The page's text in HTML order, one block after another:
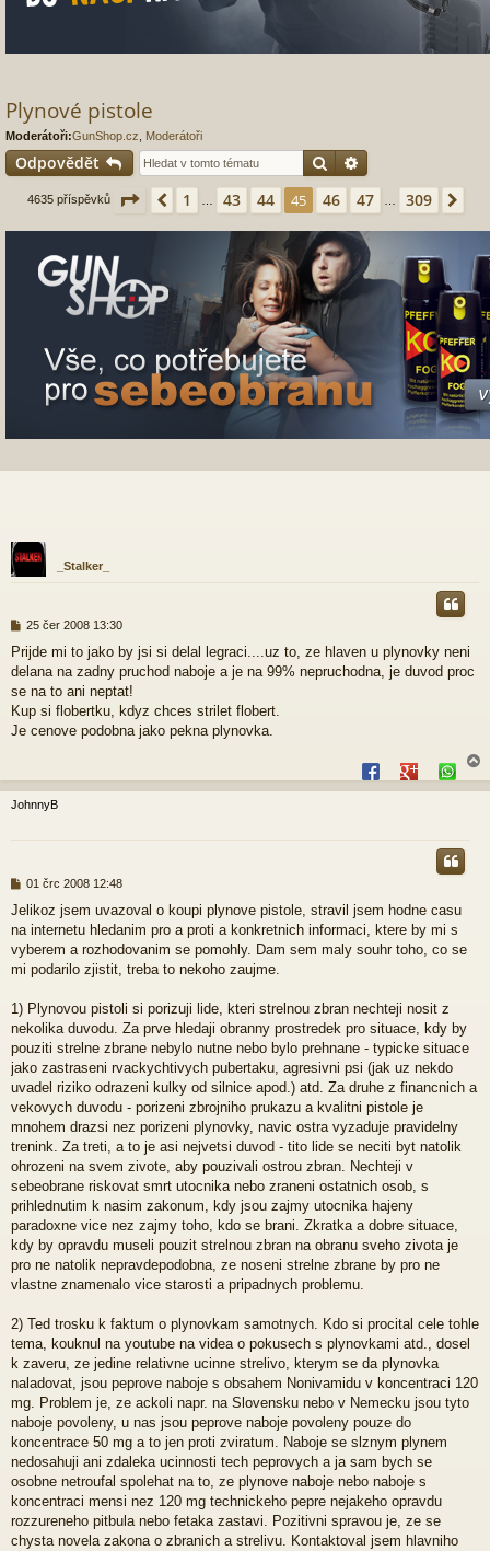
Plynové pistole
Moderátoři:GunShop.cz Moderátoři
Odpovědět Hledat
4635 příspěvků Stránka z309
Předchozí
1 43 44 45 46 47 309
_Stalker_
P
í
s
p
ě
e
25 čer 2008 13:30
Prijde mi to jako by jsi si delal legraci....uz to, ze hlaven u plynovky neni
delana na zadny pruchod naboje a je na 99% nepruchodna, je duvod proc
se na to ani neptat!
Kup si flobertku, kdyz chces strilet flobert.
Je cenove podobna jako pekna plynovka.
a
h
JohnnyB
P
í
s
p
ě
k
01 črc 2008 12:48
Jelikoz jsem uvazoval o koupi plynove pistole, stravil jsem hodne casu
na internetu hledanim pro a proti a konkretnich informaci, ktere by mi s
vyberem a rozhodovanim se pomohly. Dam sem maly souhr toho, co se
mi podarilo zjistit, treba to nekoho zaujme.
1) Plynovou pistoli si porizuji lide, kteri strelnou zbran nechteji nosit z
nekolika duvodu. Za prve hledaji obranny prostredek pro situace, kdy by
pouziti strelne zbrane nebylo nutne nebo bylo prehnane - typicke situace
jako zastraseni rvackychtivych pubertaku, agresivni psi (jak uz nekdo
uvadel riziko odrazeni kulky od silnice apod.) atd. Za druhe z financnich a
vekovych duvodu - porizeni zbrojniho prukazu a kvalitni pistole je
mnohem drazsi nez porizeni plynovky, navic ostra vyzaduje pravidelny
trenink. Za treti, a to je asi nejvetsi duvod - tito lide se neciti byt natolik
ohrozeni na svem zivote, aby pouzivali ostrou zbran. Nechteji v
sebeobrane riskovat smrt utocnika nebo zraneni ostatnich osob, s
prihlednutim k nasim zakonum, kdy jsou zajmy utocnika hajeny
paradoxne vice nez zajmy toho, kdo se brani. Zkratka a dobre situace,
kdy by opravdu museli pouzit strelnou zbran na obranu sveho zivota je
pro ne natolik nepravdepodobna, ze noseni strelne zbrane by pro ne
vlastne znamenalo vice starosti a pripadnych problemu.
2) Ted trosku k faktum o plynovkam samotnych. Kdo si procital cele tohle
tema, kouknul na youtube na videa o pokusech s plynovkami atd., dosel
k zaveru, ze jedine relativne ucinne strelivo, kterym se da plynovka
naladovat, jsou peprove naboje s obsahem Nonivamidu v koncentraci 120
mg. Problem je, ze ackoli napr. na Slovensku nebo v Nemecku jsou tyto
naboje povoleny, u nas jsou peprove naboje povoleny pouze do
koncentrace 50 mg a to jen proti zviratum. Naboje se slznym plynem
nedosahuji ani zdaleka ucinnosti tech peprovych a ja sam bych se
osobne netroufal spolehat na to, ze plynove naboje nebo naboje s
koncentraci mensi nez 120 mg technickeho pepre nejakeho opravdu
rozzureneho pitbula nebo fetaka zastavi. Pozitivni spravou je, ze se
chysta novela zakona o zbranich a strelivu. Kontaktoval jsem hlavniho